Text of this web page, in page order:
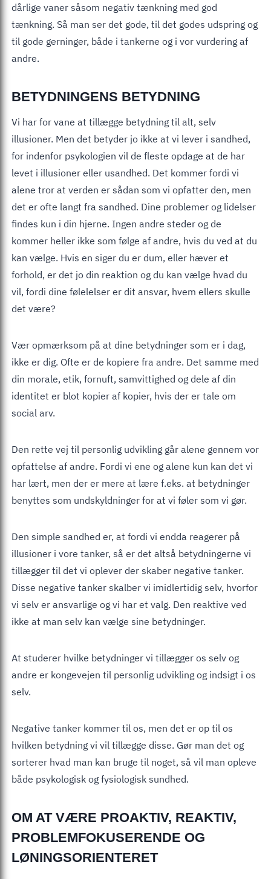
dårlige vaner såsom negativ tænkning med god
tænkning. Så man ser det gode, til det godes udspring og
til gode gerninger, både i tankerne og i vor vurdering af
andre.
BETYDNINGENS BETYDNING
Vi har for vane at tillægge betydning til alt, selv
illusioner. Men det betyder jo ikke at vi lever i sandhed,
for indenfor psykologien vil de fleste opdage at de har
levet i illusioner eller usandhed. Det kommer fordi vi
alene tror at verden er sådan som vi opfatter den, men
det er ofte langt fra sandhed. Dine problemer og lidelser
findes kun i din hjerne. Ingen andre steder og de
kommer heller ikke som følge af andre, hvis du ved at du
kan vælge. Hvis en siger du er dum, eller hæver et
forhold, er det jo din reaktion og du kan vælge hvad du
vil, fordi dine følelelser er dit ansvar, hvem ellers skulle
det være?
Vær opmærksom på at dine betydninger som er i dag,
ikke er dig. Ofte er de kopiere fra andre. Det samme med
din morale, etik, fornuft, samvittighed og dele af din
identitet er blot kopier af kopier, hvis der er tale om
social arv.
Den rette vej til personlig udvikling går alene gennem vor
opfattelse af andre. Fordi vi ene og alene kun kan det vi
har lært, men der er mere at lære f.eks. at betydninger
benyttes som undskyldninger for at vi føler som vi gør.
Den simple sandhed er, at fordi vi endda reagerer på
illusioner i vore tanker, så er det altså betydningerne vi
tillægger til det vi oplever der skaber negative tanker.
Disse negative tanker skalber vi imidlertidig selv, hvorfor
vi selv er ansvarlige og vi har et valg. Den reaktive ved
ikke at man selv kan vælge sine betydninger.
At studerer hvilke betydninger vi tillægger os selv og
andre er kongevejen til personlig udvikling og indsigt i os
selv.
Negative tanker kommer til os, men det er op til os
hvilken betydning vi vil tillægge disse. Gør man det og
sorterer hvad man kan bruge til noget, så vil man opleve
både psykologisk og fysiologisk sundhed.
OM AT VÆRE PROAKTIV, REAKTIV,
PROBLEMFOKUSERENDE OG
LØNINGSORIENTERET